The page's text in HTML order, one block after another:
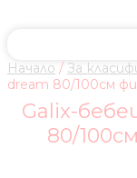
Начало / За
dream 80/100см
Galix-
80/